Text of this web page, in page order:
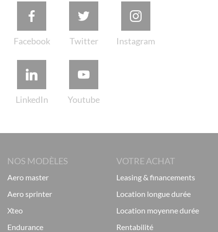
NOS MODÈLES
aero master
aero sprinter
xteo
endurance
VOTRE ACHAT
leasing & financements
location longue durée
location moyenne durée
rentabilité